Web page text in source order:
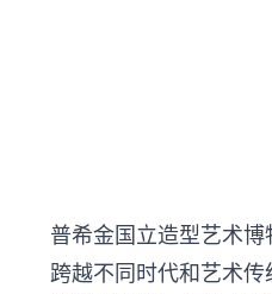
普希金国立造型艺术
跨越不同时代和艺术传